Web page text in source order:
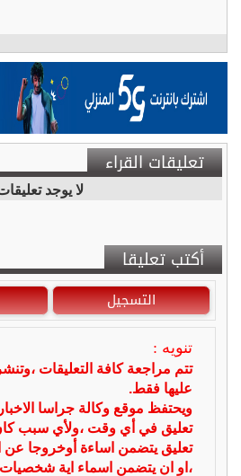
تعليقات القراء
لا يوجد
أكتب تعليقا
التسجيل
تنويه :
تتم مراجعة كافة التعليقات
عليها فقط.
ويحتفظ موقع وكالة جراسا
تعليق في أي وقت ،ولأي سبب
تعليق يتضمن اساءة أوخروجا
،او ان يتضمن اسماء اية شخصيات